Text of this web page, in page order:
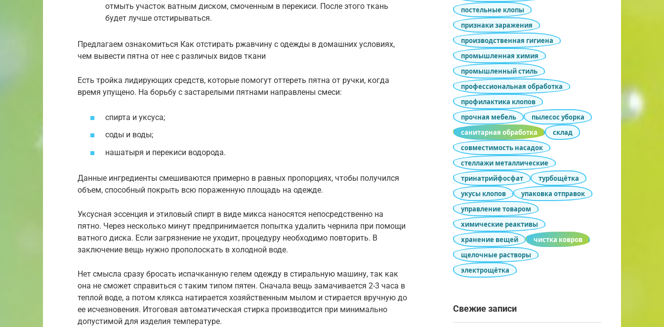
отмыть участок ватным диском, смоченным в перекиси. После этого ткань
будет лучше отстирываться.
Предлагаем ознакомиться Как отстирать ржавчину с одежды в домашних условиях,
чем вывести пятна от нее с различых видов ткани
Есть тройка лидирующих средств, которые помогут оттереть пятна от ручки, когда
время упущено. На борьбу с застарелыми пятнами направлены смеси:
спирта и уксуса;
соды и воды;
нашатыря и перекиси водорода.
Данные ингредиенты смешиваются примерно в равных пропорциях, чтобы получился
объем, способный покрыть всю пораженную площадь на одежде.
Уксусная эссенция и этиловый спирт в виде микса наносятся непосредственно на
пятно. Через несколько минут предпринимается попытка удалить чернила при помощи
ватного диска. Если загрязнение не уходит, процедуру необходимо повторить. В
заключение вещь нужно прополоскать в холодной воде.
Нет смысла сразу бросать испачканную гелем одежду в стиральную машину, так как
она не сможет справиться с таким типом пятен. Сначала вещь замачивается 2-3 часа в
теплой воде, а потом клякса натирается хозяйственным мылом и стирается вручную до
ее исчезновения. Итоговая автоматическая стирка производится при минимально
допустимой для изделия температуре.
постельные клопы
признаки заражения
производственная гигиена
промышленная химия
промышленный стиль
профессиональная обработка
профилактика клопов
прочная мебель
пылесос уборка
санитарная обработка
склад
совместимость насадок
стеллажи металлические
тринатрийфосфат
турбощётка
укусы клопов
упаковка отправок
управление товаром
химические реактивы
хранение вещей
чистка ковров
щелочные растворы
электрощётка
Свежие записи